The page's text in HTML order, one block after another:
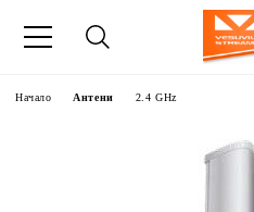
Начало Антени 2.4 GHz